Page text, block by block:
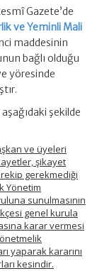
Gazete’de
ve Yeminli Mali
maddesinin
bağlı olduğu
yöresinde
şekilde
ve üyeleri
şikayet
gerekmediği
Yönetim
sunulmasının
genel kurula
karar vermesi
yaparak kararını
kesindir.